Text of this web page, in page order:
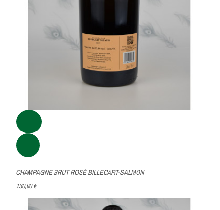
CHAMPAGNE BRUT ROSÉ BILLECART-SALMON
130,00 €